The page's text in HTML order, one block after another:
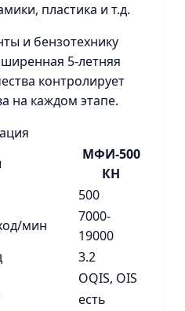
пластика и т.д.
и бензотехнику
5-летняя
контролирует
на каждом этапе.
МФИ-500
КН
500
мин
7000-
19000
3.2
OQIS, OIS
есть